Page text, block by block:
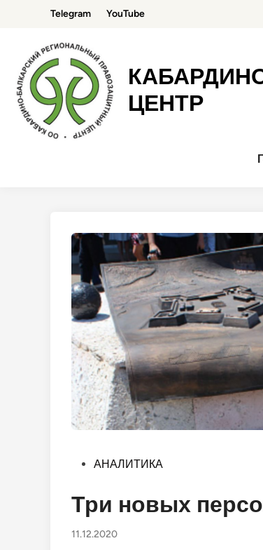
содержимому
Telegram YouTube
ЦЕНТР
Опубликовано
АНАЛИТИКА
Три новых
11.12.2020